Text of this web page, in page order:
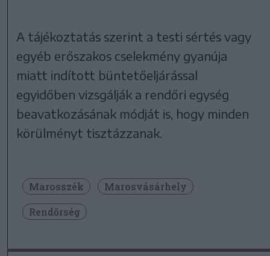
A tájékoztatás szerint a testi sértés vagy
egyéb erőszakos cselekmény gyanúja
miatt indított büntetőeljárással
egyidőben vizsgálják a rendőri egység
beavatkozásának módját is, hogy minden
körülményt tisztázzanak.
Marosszék
Marosvásárhely
Rendőrség